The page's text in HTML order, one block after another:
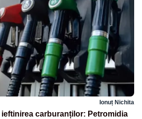
Ionuț Nichita
ieftinirea carburanților: Petromidia